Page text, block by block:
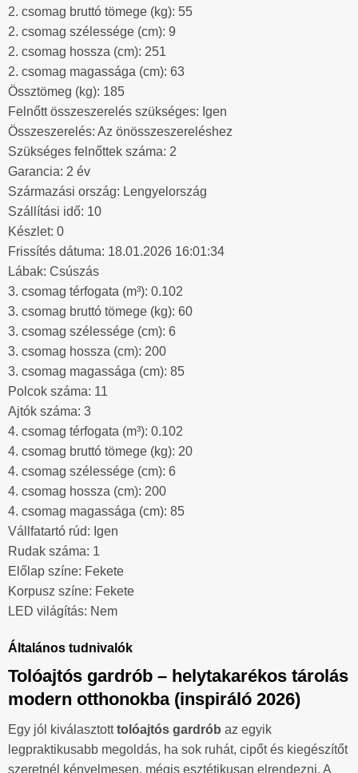
2. csomag bruttó tömege (kg): 55
2. csomag szélessége (cm): 9
2. csomag hossza (cm): 251
2. csomag magassága (cm): 63
Össztömeg (kg): 185
Felnőtt összeszerelés szükséges: Igen
Összeszerelés: Az önösszeszereléshez
Szükséges felnőttek száma: 2
Garancia: 2 év
Származási ország: Lengyelország
Szállítási idő: 10
Készlet: 0
Frissítés dátuma: 18.01.2026 16:01:34
Lábak: Csúszás
3. csomag térfogata (m³): 0.102
3. csomag bruttó tömege (kg): 60
3. csomag szélessége (cm): 6
3. csomag hossza (cm): 200
3. csomag magassága (cm): 85
Polcok száma: 11
Ajtók száma: 3
4. csomag térfogata (m³): 0.102
4. csomag bruttó tömege (kg): 20
4. csomag szélessége (cm): 6
4. csomag hossza (cm): 200
4. csomag magassága (cm): 85
Vállfatartó rúd: Igen
Rudak száma: 1
Előlap színe: Fekete
Korpusz színe: Fekete
LED világítás: Nem
Általános tudnivalók
Tolóajtós gardrób – helytakarékos tárolás
modern otthonokba (inspiráló 2026)
Egy jól kiválasztotttolóajtós gardrób az egyik
legpraktikusabb megoldás, ha sok ruhát, cipőt és kiegészítőt
szeretnél kényelmesen, mégis esztétikusan elrendezni. A